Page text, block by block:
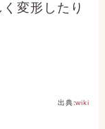
変形したり
出典:wiki